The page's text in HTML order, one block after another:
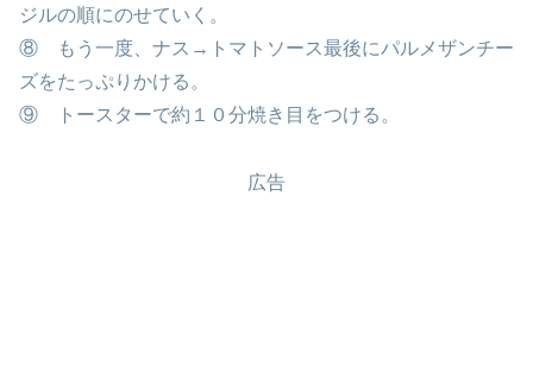
ジルの順にのせていく。
⑧ もう一度、ナス→トマトソース最後にパルメザンチー
ズをたっぷりかける。
⑨ トースターで約１０分焼き目をつける。
広告